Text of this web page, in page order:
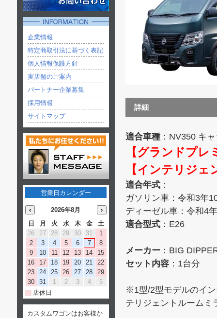
企業情報
特定商取引法に基づく表記
個人情報保護方針
実店舗のご案内
パートナー企業募集
採用情報
サイトマップ
営業日カレンダー
‹ 2026年8月
›
日
月 火 水 木 金
土
26
27 28 29 30 31
1
2
3 4 5 6 7
8
9
10 11 12 13 14
15
16
17 18 19 20 21
22
23
24 25 26 27 28
29
30
31 1 2 3 4
5
店休日
カスタムワゴンはお客様か
詳細
適合車種 ：NV350 キ
【グランドプ
【インテリジ
適合年式 ：
ガソリン車：令和3年
ディーゼル車：令和4
適合型式 ：E26
メーカー ：BIG
セット内容 ：1台分
※1型/2型モデルのイ
テリジェントルームミ